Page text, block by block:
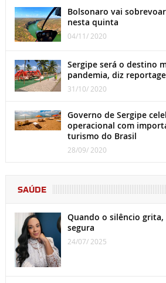
Bolsonaro vai
nesta quinta
04/11/ 2020
Sergipe será o destino
pandemia, diz
31/10/ 2020
Governo de Sergipe
operacional com
turismo do Brasil
28/09/ 2020
SAÚDE
Quando o silêncio
segura
24/07/ 2025